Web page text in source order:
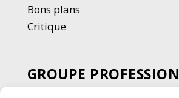
Bons plans
Critique
GROUPE PROFESSION
SPECTACLE